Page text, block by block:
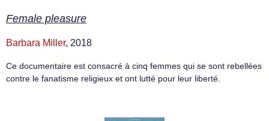
Female pleasure
Barbara Miller, 2018
Ce documentaire est consacré à cinq femmes qui se sont rebellées
contre le fanatisme religieux et ont lutté pour leur liberté.